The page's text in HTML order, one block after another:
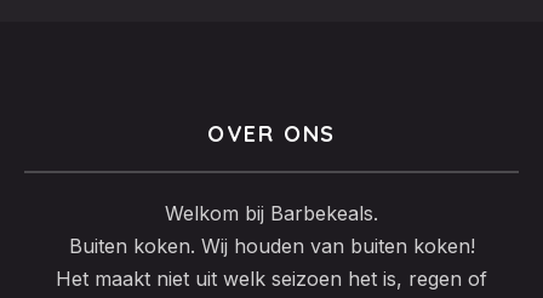
OVER ONS
Welkom bij Barbekeals.
Buiten koken. Wij houden van buiten koken!
Het maakt niet uit welk seizoen het is, regen of